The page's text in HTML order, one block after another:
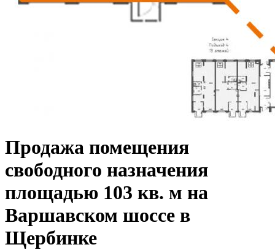
Продажа помещения
свободного назначения
площадью 103 кв. м на
Варшавском шоссе в
Щербинке